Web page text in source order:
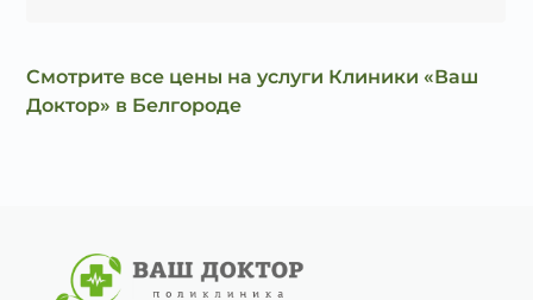
Смотрите все цены на услуги Клиники «Ваш
Доктор» в Белгороде